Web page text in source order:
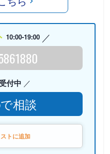
10:00-19:00
付中
相談
トに追加